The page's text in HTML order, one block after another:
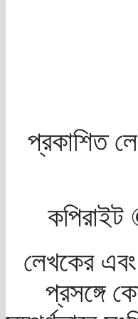
প্রকাশিত
লেখকের
প্রসঙ্গে